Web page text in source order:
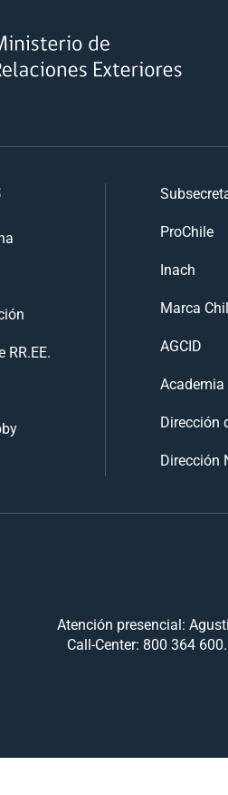
ProChile
Inach
Marca
AGCID
Dirección
Dirección
Atención presencial:
Call-Center: 800 364